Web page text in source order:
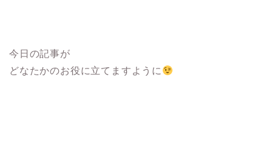
今日の記事が
どなたかのお役に立てますように